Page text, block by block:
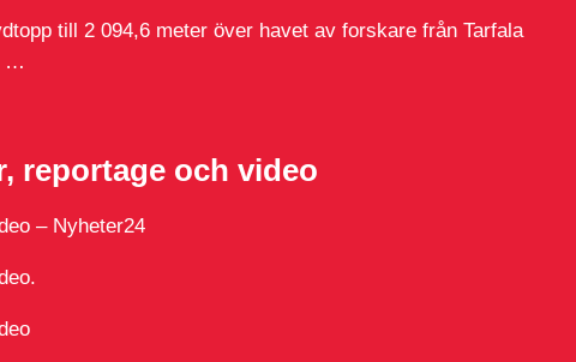
till 2 094,6 meter över havet av forskare från Tarfala
…
reportage och video
– Nyheter24